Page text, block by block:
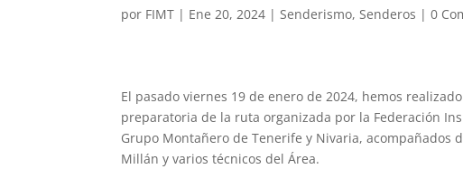
por FIMT | Ene 20, 2024 |Senderismo,Senderos |0
El pasado viernes 19 de enero de 2024, hemos
preparatoria de la ruta organizada por la Federación
Grupo Montañero de Tenerife y Nivaria,
Millán y varios técnicos del Área.